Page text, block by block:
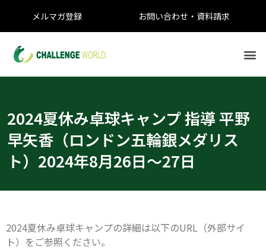
メルマガ登録 お問い合わせ・資料請求
2024夏休み卓球キャンプ 指導 平野
早矢香（ロンドン五輪銀メダリス
ト）2024年8月26日〜27日
2024夏休み卓球キャンプの詳細は以下のURL（外部サイ
ト）をご参照ください。